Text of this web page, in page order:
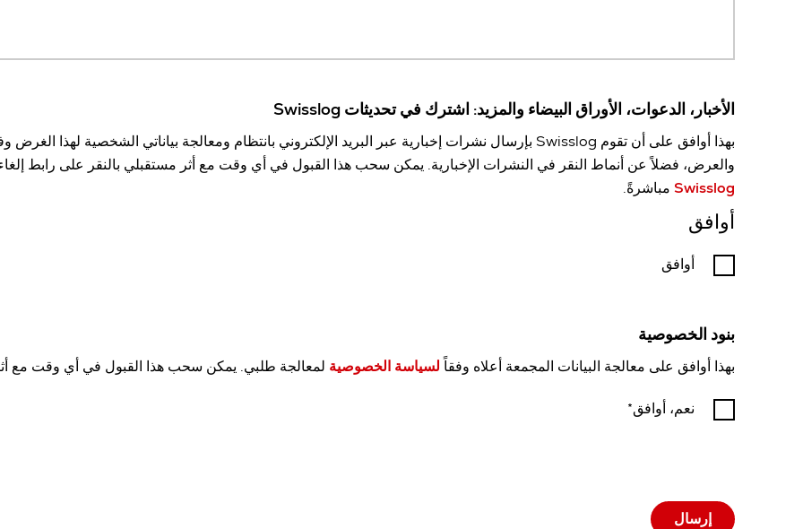
الأخبار، الدعوات، الأوراق البيضاء والمزيد: اشترك في تحديثات Swisslog
بهذا أوافق على أن تقوم Swisslog بإرسال نشرات إخبارية عبر البريد الإلكتروني بانتظام ومعالجة بياناتي الشخصية لهذا الغرض وفقاً
والعرض، فضلاً عن أنماط النقر في النشرات الإخبارية. يمكن سحب هذا القبول في أي وقت مع أثر مستقبلي بالنقر على رابط إلغاء
Swisslog مباشرةً.
أوافق
أوافق
بنود الخصوصية
بهذا أوافق على معالجة البيانات المجمعة أعلاه وفقاً لسياسة الخصوصية لمعالجة طلبي. يمكن سحب هذا القبول في أي وقت مع
نعم، أوافق
إرسال